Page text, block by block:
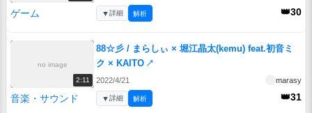
ゲーム 👑30
▼詳細 解析
no image
2:11
88☆彡 / まらしぃ × 堀江晶太(kemu) feat.初音ミ
ク × KAITO ↗
2022/4/21 marasy
音楽・サウンド 👑31
▼詳細 解析